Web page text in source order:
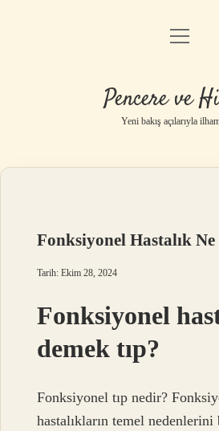
Anasayfa
Yasal Uyarı
menüyü
Pencere ve
Yeni bakış açılarıyla
Fonksiyonel Hastalık Ne
Tarih: Ekim 28, 2024
Fonksiyonel
demek tıp?
Fonksiyonel tıp nedir?
hastalıkların temel